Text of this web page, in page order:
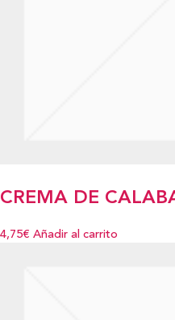
CREMA DE
4,75€ Añadir al carrito